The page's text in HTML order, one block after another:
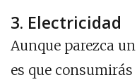
3. Electricidad
Aunque parezca
es que